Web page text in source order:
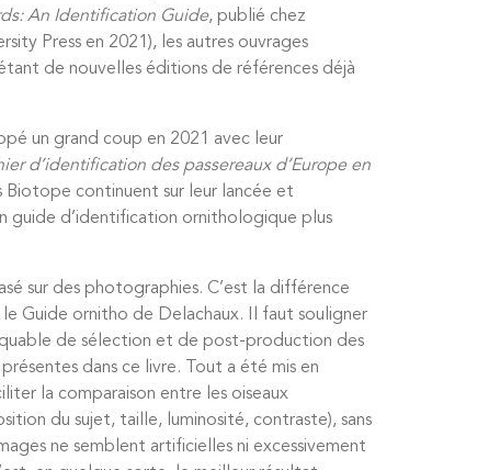
An Identification Guide, publié chez
Press en 2021), les autres ouvrages
de nouvelles éditions de références déjà
un grand coup en 2021 avec leur
d’identification des passereaux d’Europe en
Biotope continuent sur leur lancée et
guide d’identification ornithologique plus
sur des photographies. C’est la différence
Guide ornitho de Delachaux. Il faut souligner
de sélection et de post-production des
dans ce livre. Tout a été mis en
la comparaison entre les oiseaux
du sujet, taille, luminosité, contraste), sans
ne semblent artificielles ni excessivement